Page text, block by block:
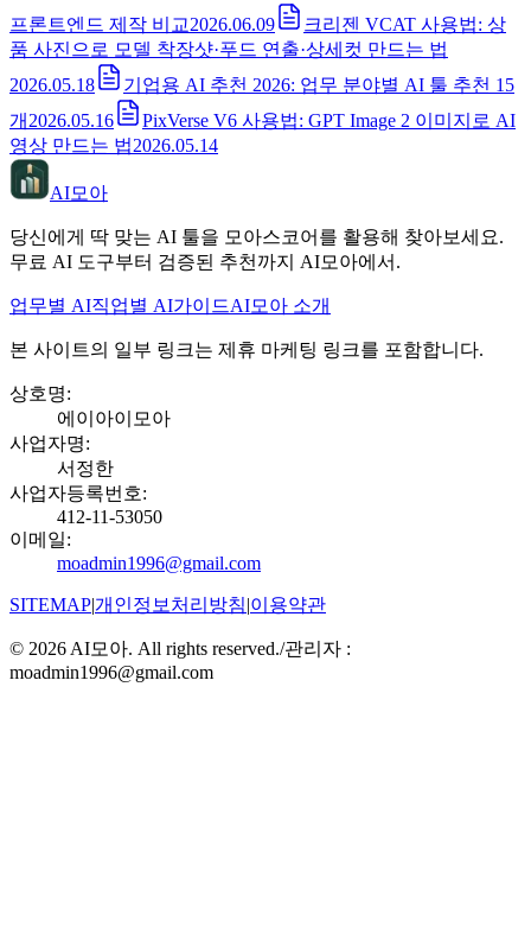
프론트엔드 제작 비교2026.06.09
크리젠 VCAT 사용법: 상
품 사진으로 모델 착장샷·푸드 연출·상세컷 만드는 법
2026.05.18
기업용 AI 추천 2026: 업무 분야별 AI 툴 추천 15
개 2026.05.16
PixVerse V6 사용법: GPT Image 2 이미지로 AI
영상 만드는 법2026.05.14
AI모아
당신에게 딱 맞는 AI 툴을 모아스코어를 활용해 찾아보세요.
무료 AI 도구부터 검증된 추천까지 AI모아에서.
업무별 AI직업별 AI가이드AI모아 소개
본 사이트의 일부 링크는 제휴 마케팅 링크를 포함합니다.
상호명:
에이아이모아
사업자명:
서정한
사업자등록번호:
412-11-53050
이메일:
moadmin1996@gmail.com
SITEMAP|개인정보처리방침|이용약관
© 2026 AI모아. All rights reserved./관리자 :
moadmin1996@gmail.com